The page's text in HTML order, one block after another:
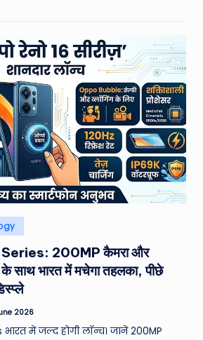
200MP कैमरा और
भारत में मचेगा तहलका, पीछे
2026
में जल्द होगी लॉन्च। जानें 200MP